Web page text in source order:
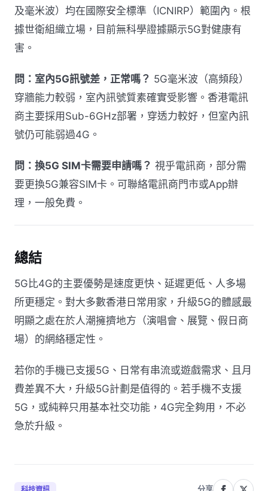
及毫米波）均在國際安全標準（ICNIRP）範圍內。根
據世衛組織立場，目前無科學證據顯示5G對健康有
害。
問：室內5G訊號差，正常嗎？ 5G毫米波（高頻段）
穿牆能力較弱，室內訊號質素確實受影響。香港電訊
商主要採用Sub-6GHz部署，穿透力較好，但室內訊
號仍可能弱過4G。
問：換5G SIM卡需要申請嗎？ 視乎電訊商，部分需
要更換5G兼容SIM卡。可聯絡電訊商門市或App辦
理，一般免費。
總結
5G比4G的主要優勢是速度更快、延遲更低、人多場
所更穩定。對大多數香港日常用家，升級5G的體感最
明顯之處在於人潮擁擠地方（演唱會、展覽、假日商
場）的網絡穩定性。
若你的手機已支援5G、日常有串流或遊戲需求、且月
費差異不大，升級5G計劃是值得的。若手機不支援
5G，或純粹只用基本社交功能，4G完全夠用，不必
急於升級。
分享